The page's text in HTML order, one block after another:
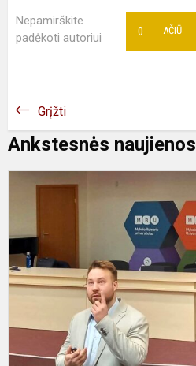
Nepamirškite
padėkoti autoriui
AČIŪ
0
Grįžti
Ankstesnės naujienos